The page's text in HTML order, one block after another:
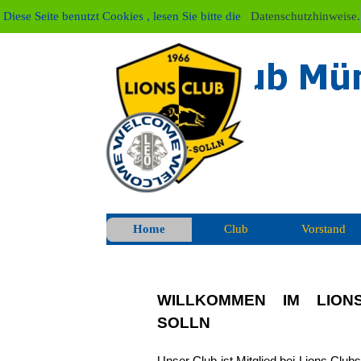
Diese Seite benutzt Cookies , lesen Sie bitte die Datenschutzhinweise.
Home Club Vorstand
WILLKOMMEN IM
SOLLN